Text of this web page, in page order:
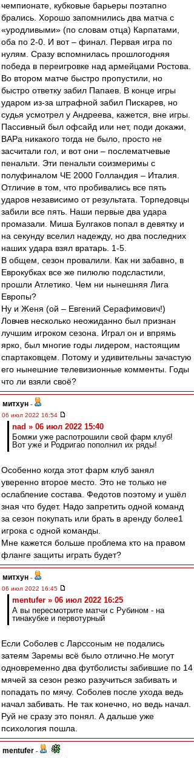
чемпионате, кубковые барьеры поэтапно
брались. Хорошо запомнились два матча с
«уродливыми» (по словам отца) Карпатами,
оба по 2-0. И вот – финал. Первая игра по
нулям. Сразу вспомнилась прошлогодняя
победа в переигровке над армейцами Ростова.
Во втором матче быстро пропустили, но
быстро ответку забил Папаев. В конце игры
ударом из-за штрафной забил Пискарев, но
судья усмотрел у Андреева, кажется, вне игры.
Пассивный был офсайд или нет, поди докажи,
ВАРа никакого тогда не было, просто не
засчитали гол, и вот они – послематчевые
пенальти. Эти пенальти соизмеримы с
полуфиналом ЧЕ 2000 Голландия – Италия.
Отличие в том, что пробивались все пять
ударов независимо от результата. Торпедовцы
забили все пять. Наши первые два удара
промазали. Миша Булгаков попал в девятку и
на секунду вселил надежду, но два последних
наших удара взял вратарь. 1-5.
В общем, сезон провалили. Как ни забавно, в
Еврокубках все же пилюлю подсластили,
прошли Атлетико. Чем ни нынешняя Лига
Европы?
Ну и Женя (ой – Евгений Серафимович!)
Ловчев несколько неожиданно был признан
лучшим игроком сезона. Играл он и впрямь
ярко, был многие годы лидером, настоящим
спартаковцем. Потому и удивительны зачастую
его нынешние телевизионные комменты. Годы
что ли взяли своё?
митхун -
06 июл 2022 16:54
nad » 06 июл 2022 15:40
Бомжи уже распотрошили свой фарм клуб!
Вот уже и Родригао пополнил их ряды!
Особенно когда этот фарм клуб занял
уверенно второе место. Это не только не
ослабление состава. Федотов поэтому и ушёл
зная что будет. Надо запретить одной команд
за сезон покупать или брать в аренду более1
игрока с одной команды.
Мне кажется больше проблема кто на правом
фланге защиты играть будет?
митхун -
06 июл 2022 16:45
mentufer » 06 июл 2022 16:25
А вы пересмотрите матчи с Рубином - на
тинакубке и первотурный
Если Соболев с Ларссоным не подались
затеям Заремы всё было отлично.Не могут
одновременно два футболисты забившие по 14
мячей за сезон резко разучиться забивать и
попадать по мячу. Соболев после ухода ведь
начал забивать. Не так конечно, но ведь начал.
Руй не сразу это понял. А дальше уже
психология пошла.
mentufer -